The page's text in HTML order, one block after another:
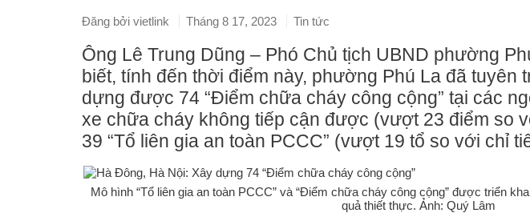
Đăng bởi vietlink Tháng 8 17, 2023 Tin tức
Ông Lê Trung Dũng – Phó Chủ tịch UBND phường
biết, tính đến thời điểm này, phường Phú La đã tuyên
dựng được 74 “Điểm chữa cháy công cộng” tại các
xe chữa cháy không tiếp cận được (vượt 23 điểm so
39 “Tổ liên gia an toàn PCCC” (vượt 19 tổ so với chỉ
Mô hình “Tổ liên gia an toàn PCCC” và “Điểm chữa cháy công cộng” được triển
quả thiết thực. Ảnh: Quý Lâm